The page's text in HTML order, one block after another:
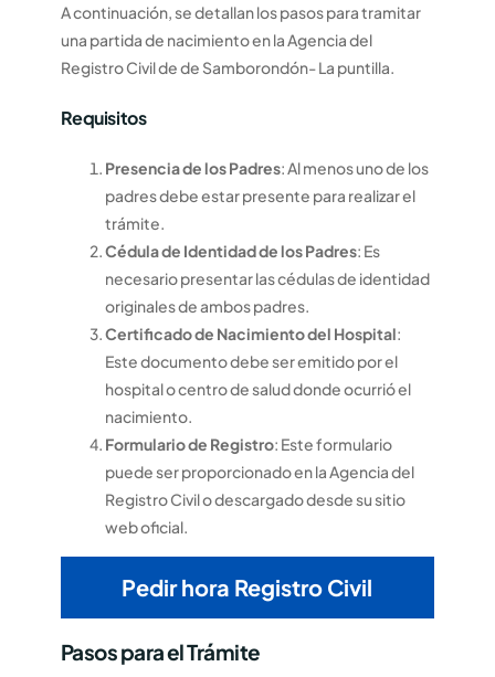
A continuación, se detallan los pasos para tramitar
una partida de nacimiento en la Agencia del
Registro Civil de de Samborondón- La puntilla.
Requisitos
Presencia de los Padres: Al menos uno de los
padres debe estar presente para realizar el
trámite.
Cédula de Identidad de los Padres: Es
necesario presentar las cédulas de identidad
originales de ambos padres.
Certificado de Nacimiento del Hospital:
Este documento debe ser emitido por el
hospital o centro de salud donde ocurrió el
nacimiento.
Formulario de Registro: Este formulario
puede ser proporcionado en la Agencia del
Registro Civil o descargado desde su sitio
web oficial.
Pedir hora Registro Civil
Pasos para el Trámite